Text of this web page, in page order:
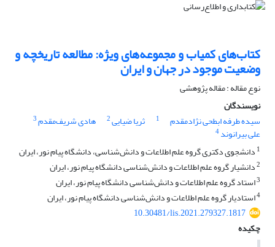
کتاب‌های کمیاب و مجموعه‌های ویژه: مطالعه تاریخچه و
وضعیت موجود در جهان و ایران
نوع مقاله : مقاله پژوهشی
نویسندگان
سیده طرفه ابطحی نژادمقدم
1 ثریا ضیایی2 هادی شریف‌مقدم3
علی بیرانوند4
1 دانشجوی دکتری گروه علم اطلاعات و دانش‌شناسی، دانشگاه پیام نور، ایران
2دانشیار گروه علم اطلاعات و دانش‌شناسی دانشگاه پیام نور، ایران
3استاد گروه علم اطلاعات و دانش‌شناسی دانشگاه پیام نور، ایران
4استادیار گروه علم اطلاعات و دانش‌شناسی دانشگاه پیام نور، ایران
10.30481/lis.2021.279327.1817
چکیده